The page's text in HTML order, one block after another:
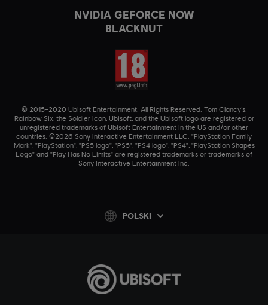
NVIDIA GEFORCE NOW
BLACKNUT
© 2015–2020 Ubisoft Entertainment. All Rights Reserved. Tom Clancy’s,
Rainbow Six, the Soldier Icon, Ubisoft, and the Ubisoft logo are registered or
unregistered trademarks of Ubisoft Entertainment in the US and/or other
countries. ©2026 Sony Interactive Entertainment LLC. "PlayStation Family
Mark", "PlayStation", "PS5 logo", "PS5", "PS4 logo", "PS4", "PlayStation Shapes
Logo" and "Play Has No Limits" are registered trademarks or trademarks of
Sony Interactive Entertainment Inc.
POLSKI